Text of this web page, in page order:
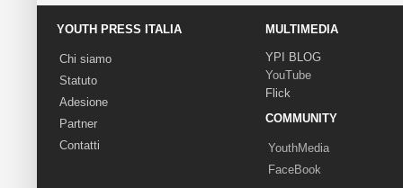
YOUTH PRESS ITALIA
Chi siamo
Statuto
Adesione
Partner
Contatti
MULTIMEDIA
YPI BLOG
YouTube
Flick
COMMUNITY
YouthMedia
FaceBook